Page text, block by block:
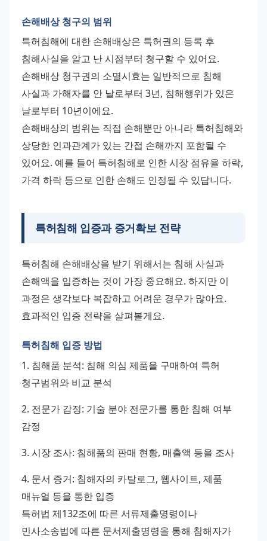
손해배상 청구의 범위
특허침해에 대한 손해배상은 특허권의 등록 후
침해사실을 알고 난 시점부터 청구할 수 있어요.
손해배상 청구권의 소멸시효는 일반적으로 침해
사실과 가해자를 안 날로부터 3년, 침해행위가 있은
날로부터 10년이에요.
손해배상의 범위는 직접 손해뿐만 아니라 특허침해와
상당한 인과관계가 있는 간접 손해까지 포함될 수
있어요. 예를 들어 특허침해로 인한 시장 점유율 하락,
가격 하락 등으로 인한 손해도 인정될 수 있답니다.
특허침해 입증과 증거확보 전략
특허침해 손해배상을 받기 위해서는 침해 사실과
손해액을 입증하는 것이 가장 중요해요. 하지만 이
과정은 생각보다 복잡하고 어려운 경우가 많아요.
효과적인 입증 전략을 살펴볼게요.
특허침해 입증 방법
1. 침해품 분석: 침해 의심 제품을 구매하여 특허
청구범위와 비교 분석
2. 전문가 감정: 기술 분야 전문가를 통한 침해 여부
감정
3. 시장 조사: 침해품의 판매 현황, 매출액 등을 조사
4. 문서 증거: 침해자의 카탈로그, 웹사이트, 제품
매뉴얼 등을 통한 입증
특허법 제132조에 따른 서류제출명령이나
민사소송법에 따른 문서제출명령을 통해 침해자가